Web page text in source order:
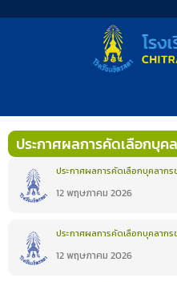
ประกาศผลการคัดเลือกบุค
ประกาศผลการคัดเลือกบุคลากร
12 พฤษภาคม 2026
ประกาศผลการคัดเลือกบุคลากร
12 พฤษภาคม 2026